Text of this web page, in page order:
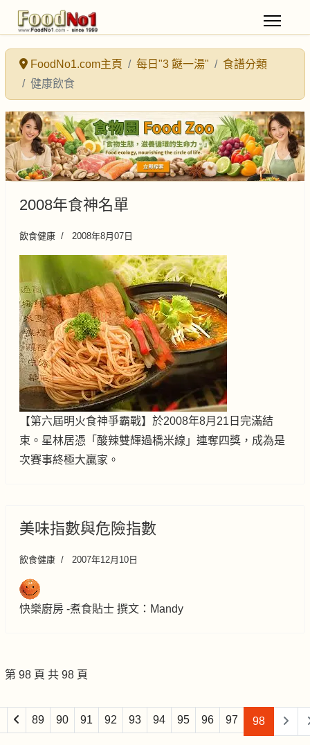
FoodNo1.com主頁 每日"3 餸一湯"
食譜分類
健康飲食
2008年食神名單
飲食健康 2008年8月07日
【第六屆明火食神爭霸戰】於2008年8月21日完滿結
束。星林居憑「酸辣雙輝過橋米線」連奪四獎，成為是
次賽事終極大贏家。
美味指數與危險指數
飲食健康 2007年12月10日
快樂廚房 -煮食貼士 撰文：Mandy
第 98 頁 共 98 頁
89 90 91 92 93 94 95 96 97 98